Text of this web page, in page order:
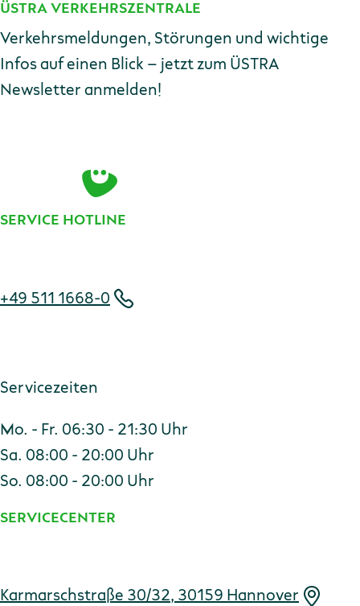
Kontakt
ÜSTRA VERKEHRSZENTRALE
Verkehrsmeldungen, Störungen und wichtige
Infos auf einen Blick – jetzt zum ÜSTRA
Newsletter anmelden!
SERVICE HOTLINE
+49 511 1668-0
Servicezeiten
Mo. - Fr. 06:30 - 21:30 Uhr
Sa. 08:00 - 20:00 Uhr
So. 08:00 - 20:00 Uhr
SERVICECENTER
Karmarschstraße 30/32, 30159 Hannover